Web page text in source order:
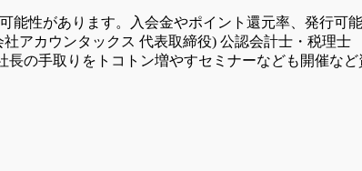
性があります。入会金やポイント還元率、発行可
アカウンタックス 代表取締役) 公認会計士・税理士
の手取りをトコトン増やすセミナーなども開催など